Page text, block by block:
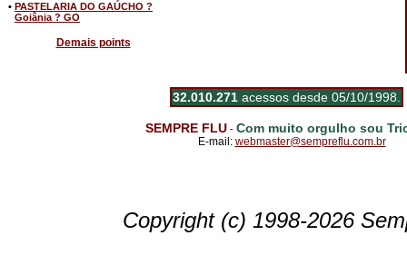
• PASTELARIA DO GAÚCHO ?
Goiânia ? GO
Demais points
32.010.271 acessos desde 05/10/1998.
SEMPRE FLU- Com muito orgulho sou
E-mail: webmaster@sempreflu.com.br
Copyright (c) 1998-2026